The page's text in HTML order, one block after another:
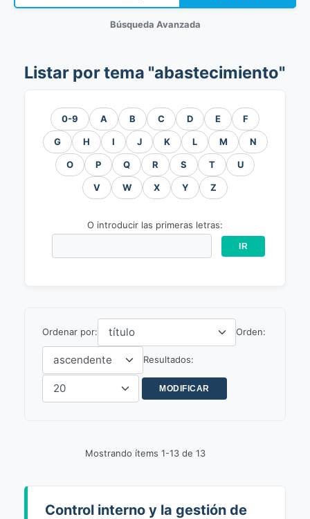
Búsqueda Avanzada
Listar por tema "abastecimiento"
0-9 A B C D E F
G H I J K L M N
O P Q R S T U
V W X Y Z
O introducir las primeras letras:
Ordenar por: Orden:
Resultados:
Mostrando ítems 1-13 de 13
Control interno y la gestión de